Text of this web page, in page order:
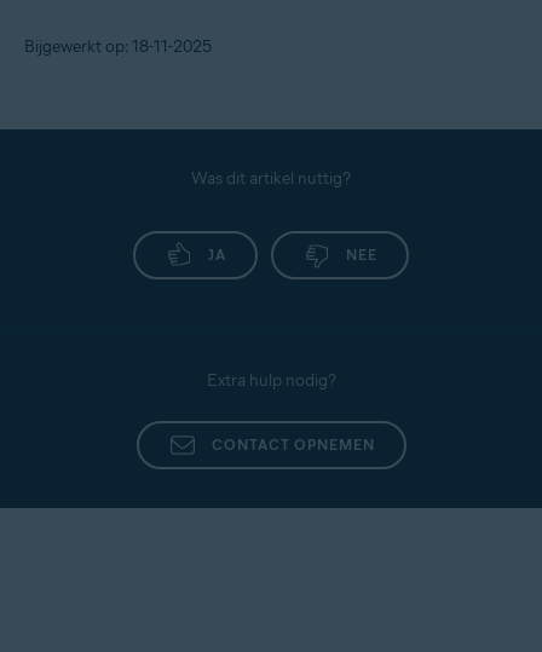
Bijgewerkt op: 18-11-2025
Was dit artikel nuttig?
JA NEE
Extra hulp nodig?
CONTACT OPNEMEN